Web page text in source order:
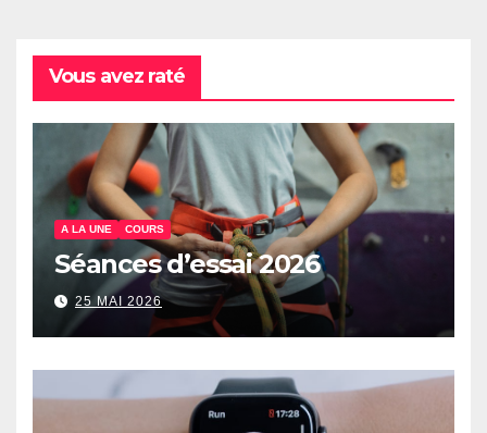
Vous avez raté
A LA UNE COURS
Séances d’essai 2026
25 MAI 2026